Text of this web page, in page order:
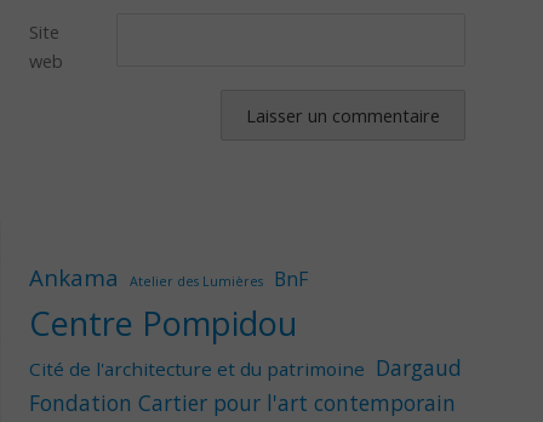
Site
web
Ankama Atelier des Lumières BnF
Centre Pompidou
Cité de l'architecture et du patrimoine Dargaud
Fondation Cartier pour l'art contemporain